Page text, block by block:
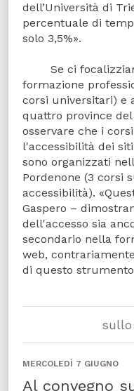
dell’Università di
percentuale di
solo 3,5%».
Se ci
formazione
corsi universitari) e
quattro province
osservare che i
l'accessibilità dei
sono organizzati
Pordenone (3 corsi
accessibilità).
Gaspero –
dell'accesso sia
secondario nella
web,
di questo
MERCOLEDÌ 7 GIUGNO
Al convegno